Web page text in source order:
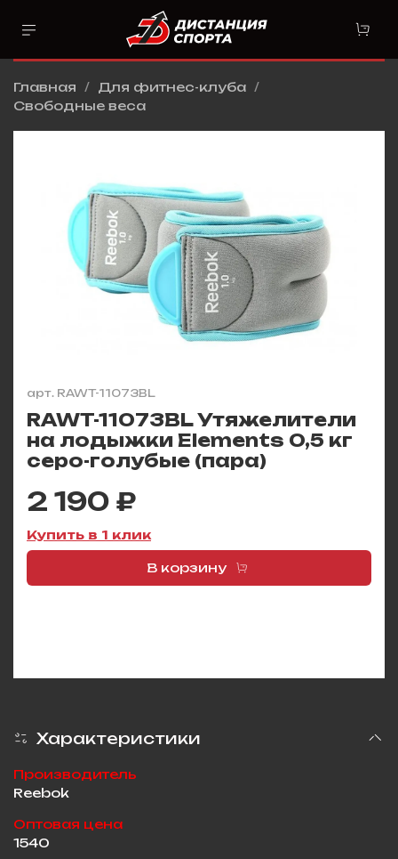
Главная
Для фитнес-клуба
Свободные веса
арт. RAWT-11073BL
RAWT-11073BL Утяжелители
на лодыжки Elements 0,5 кг
серо-голубые (пара)
2 190 ₽
Купить в 1 клик
В корзину
Характеристики
Производитель
Reebok
Оптовая цена
1540